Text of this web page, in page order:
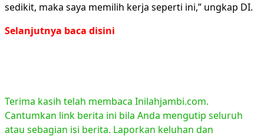
sedikit, maka saya memilih kerja seperti ini,” ungkap DI.
Selanjutnya baca disini
Terima kasih telah membaca Inilahjambi.com.
Cantumkan link berita ini bila Anda mengutip seluruh
atau sebagian isi berita. Laporkan keluhan dan